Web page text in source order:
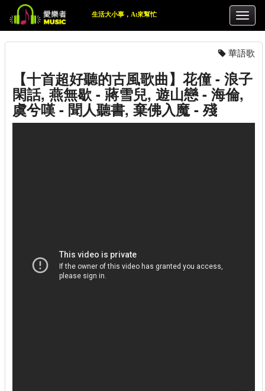
生活大小事，Ai來幫忙
華語歌
【十首超好聽的古風歌曲】花僮 - 浪子
閑話, 燕無歇 - 蔣雪兒, 遊山戀 - 海倫,
虞兮嘆 - 聞人聽書, 棄佛入魔 - 殘